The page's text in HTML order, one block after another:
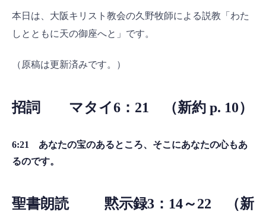
本日は、大阪キリスト教会の久野牧師による説教「わた
しとともに天の御座へと」です。
（原稿は更新済みです。）
招詞 マタイ6：21 （新約 p. 10）
6:21 あなたの宝のあるところ、そこにあなたの心もあ
るのです。
聖書朗読 黙示録3：14～22 （新